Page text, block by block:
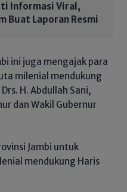
Informasi Viral,
Buat Laporan Resmi
ini juga mengajak para
milenial mendukung
H. Abdullah Sani,
dan Wakil Gubernur
Jambi untuk
mendukung Haris